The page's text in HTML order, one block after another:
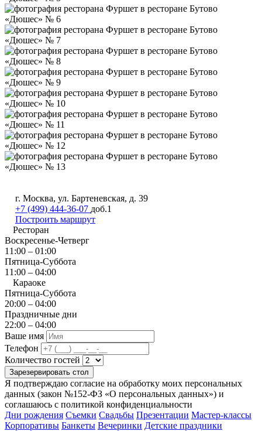
г. Москва, ул. Бартеневская, д. 39
+7 (499) 444-36-07 доб.1
Построить маршрут
Ресторан
Воскресенье-Четверг
11:00 – 01:00
Пятница-Суббота
11:00 – 04:00
Караоке
Пятница-Суббота
20:00 – 04:00
Праздничные дни
22:00 – 04:00
Ваше имя
Телефон
Количество гостей
Зарезервировать стол
Я подтверждаю согласие на обработку моих персональных
данных (закон №152-ФЗ «О персональных данных») и
соглашаюсь с политикой конфиденциальности
Дни рождения Съемки Свадьбы Презентации Мастер-классы
Корпоративы Банкеты Вечеринки Детские праздники